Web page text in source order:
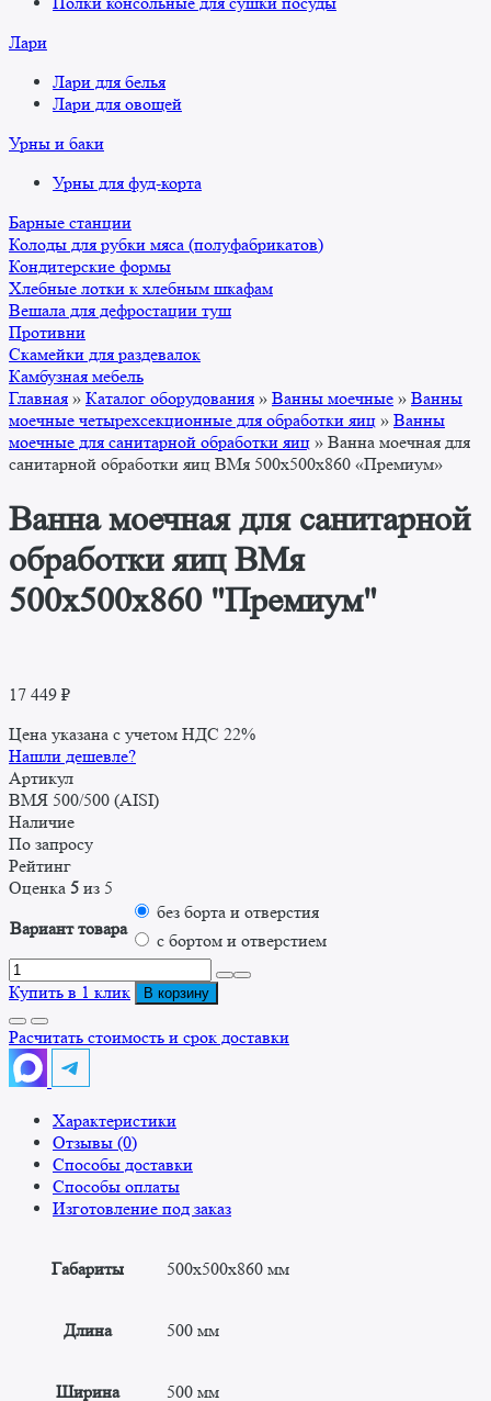
Лари
Лари для белья
Лари для овощей
Урны и баки
Урны для фуд-корта
Барные станции
Колоды для рубки мяса (полуфабрикатов)
Кондитерские формы
Хлебные лотки к хлебным шкафам
Вешала для дефростации туш
Противни
Скамейки для раздевалок
Камбузная мебель
Главная » Каталог оборудования » Ванны моечные » Ванны
моечные четырехсекционные для обработки яиц » Ванны
моечные для санитарной обработки яиц » Ванна моечная для
санитарной обработки яиц ВМя 500x500x860 «Премиум»
Ванна моечная для санитарной
обработки яиц ВМя
500x500x860 "Премиум"
17 449 ₽
Цена указана с учетом НДС 22%
Нашли дешевле?
Артикул
ВМЯ 500/500 (AISI)
Наличие
По запросу
Рейтинг
Оценка 5 из 5
Вариант товара
без борта и отверстия
с бортом и отверстием
Количество
товара
моечная
для
санитарной
яиц
ВМя
500x500x860
"Премиум"
Купить в 1 клик В корзину
Расчитать стоимость и срок доставки
Характеристики
Отзывы (0)
Способы доставки
Способы оплаты
Изготовление под заказ
Габариты 500x500x860 мм
Длина 500 мм
Ширина 500 мм